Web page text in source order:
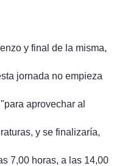
y final de la misma,
jornada no empieza
aprovechar al
y se finalizaría,
7,00 horas, a las 14,00